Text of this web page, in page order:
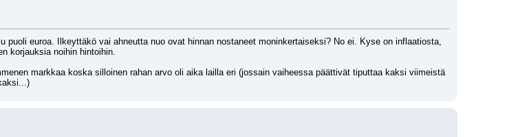
euroa. Ilkeyttäkö vai ahneutta nuo ovat hinnan nostaneet moninkertaiseksi? No ei. Kyse on inflaatiosta,
korjauksia noihin hintoihin.
markkaa koska silloinen rahan arvo oli aika lailla eri (jossain vaiheessa päättivät tiputtaa kaksi viimeistä